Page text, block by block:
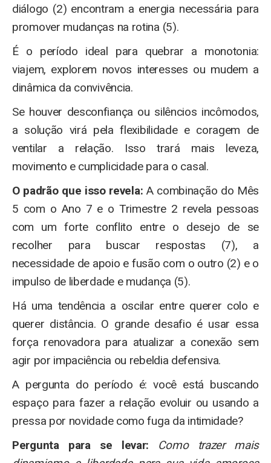
diálogo (2) encontram a energia necessária para
promover mudanças na rotina (5).
É o período ideal para quebrar a monotonia:
viajem, explorem novos interesses ou mudem a
dinâmica da convivência.
Se houver desconfiança ou silêncios incômodos,
a solução virá pela flexibilidade e coragem de
ventilar a relação. Isso trará mais leveza,
movimento e cumplicidade para o casal.
O padrão que isso revela: A combinação do Mês
5 com o Ano 7 e o Trimestre 2 revela pessoas
com um forte conflito entre o desejo de se
recolher para buscar respostas (7), a
necessidade de apoio e fusão com o outro (2) e o
impulso de liberdade e mudança (5).
Há uma tendência a oscilar entre querer colo e
querer distância. O grande desafio é usar essa
força renovadora para atualizar a conexão sem
agir por impaciência ou rebeldia defensiva.
A pergunta do período é: você está buscando
espaço para fazer a relação evoluir ou usando a
pressa por novidade como fuga da intimidade?
Pergunta para se levar:
Como trazer mais